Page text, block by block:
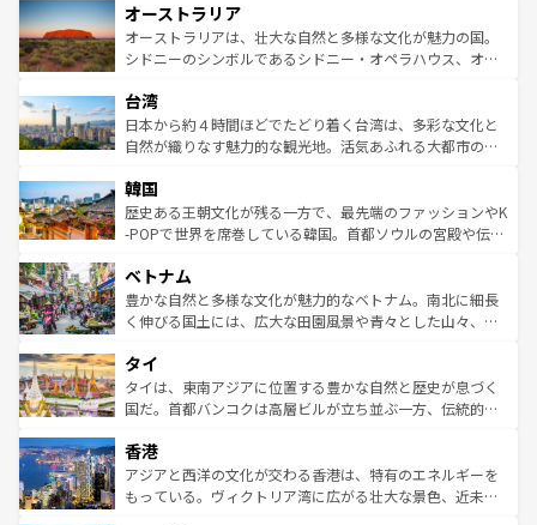
部のニューオーリンズでは、音楽と美食が融合した独特の
文化が魅力。旅行者はアメリカの各地域で異なる魅力を楽
しみながら、その多様性と豊かな歴史を感じることができ
ならではの贅沢な旅のスタイルだ。 なお、新着のアメリカ
情報はコンテンツ一覧を参照してほしい。
ワイ島は見逃せない。また、定番の観光地といえばオアフ
島だが、静かな自然を求めるならマウイ島やカウアイ島が
おすすめ。エメラルドグリーンに輝く海をはじめ、豊かな
れるおもてなしの心で訪れる人々を迎えてくれるハワイの
人々、おいしいローカルフードやハワイアンミュージッ
ク、伝統的なフラダンスなど、すべてがハワイの魅力を彩
ワイを、存分に味わってほしい。 なお、新着のハワイ情報
はコンテンツ一覧を参照してほしい。
オーストラリア
オーストラリアは、壮大な自然と多様な文化が魅力の国。
シドニーのシンボルであるシドニー・オペラハウス、オー
リアリーフや大陸中央部にそびえるウルル（エアーズロッ
ク）、タスマニアの美しい原生林やケアンズの熱帯雨林な
ど、見どころがたくさん。また、カフェやワイン、オージ
いる。アクティビティも充実しており、サーフィンやダイ
ビング、ハイキングなど、アウトドア好きにはたまらな
い。オーストラリアの多彩な魅力を存分に味わいつくそ
参照してほしい。
台湾
日本から約４時間ほどでたどり着く台湾は、多彩な文化と
自然が織りなす魅力的な観光地。活気あふれる大都市の台
ン）、静ひつな山岳地帯である台湾東部など、都市の喧騒
と山間の静けさが共存しており、訪れる人に新しい発見と
驚きをもたらしてくれる。また、奥深い台湾の食文化も魅
容にもいいと評判のスイーツなど、バラエティ豊かな料理
が味わえる。 なお、新着の台湾情報は コンテンツ一覧を参
照してほしい。
韓国
歴史ある王朝文化が残る一方で、最先端のファッションやK
-POPで世界を席巻している韓国。首都ソウルの宮殿や伝統
き、地方に足を延ばせば四季折々の自然美を楽しむことが
できる。そして、キムチや焼肉、絶品のストリートフード
まで、さまざまな韓国料理が待っている。夜には、韓国な
リティに包まれながら、韓国の多彩な魅力を心ゆくまで味
わってみてほしい。 なお、新着の韓国情報はコンテンツ一
覧を参照してほしい。
ベトナム
豊かな自然と多様な文化が魅力的なベトナム。南北に細長
く伸びる国土には、広大な田園風景や青々とした山々、世
急速な発展と共に伝統が息づく。ハノイの古い町並みやホ
ーチミン市のフランス統治時代の建物も、独特の雰囲気を
醸し出している。また、バラエティの豊かさとおいしさで
とつ。フォーやバインミー、ベトナムコーヒーなどは、ぜ
ひ現地で味わいたい。どの地域を訪れてもあたたかい人々
が旅行者を迎えてくれるので、きっと忘れられない旅にな
タイ
タイは、東南アジアに位置する豊かな自然と歴史が息づく
国だ。首都バンコクは高層ビルが立ち並ぶ一方、伝統的な
の活気が交差している。北部ではチェンマイなどの山岳地
帯で自然と触れ合い、南部ではプーケットやクラビの美し
いビーチでリゾート気分を楽しむことができる。タイ料理
香港
アジアと西洋の文化が交わる香港は、特有のエネルギーを
もっている。ヴィクトリア湾に広がる壮大な景色、近未来